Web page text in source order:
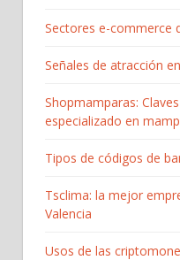
Sectores e-commerce
Señales de atracción
Shopmamparas:
especializado en
Tipos de códigos de
Tsclima: la mejor
Valencia
Usos de las